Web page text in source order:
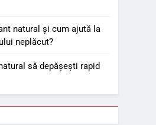
natural și cum ajută la
neplăcut?
să depășești rapid